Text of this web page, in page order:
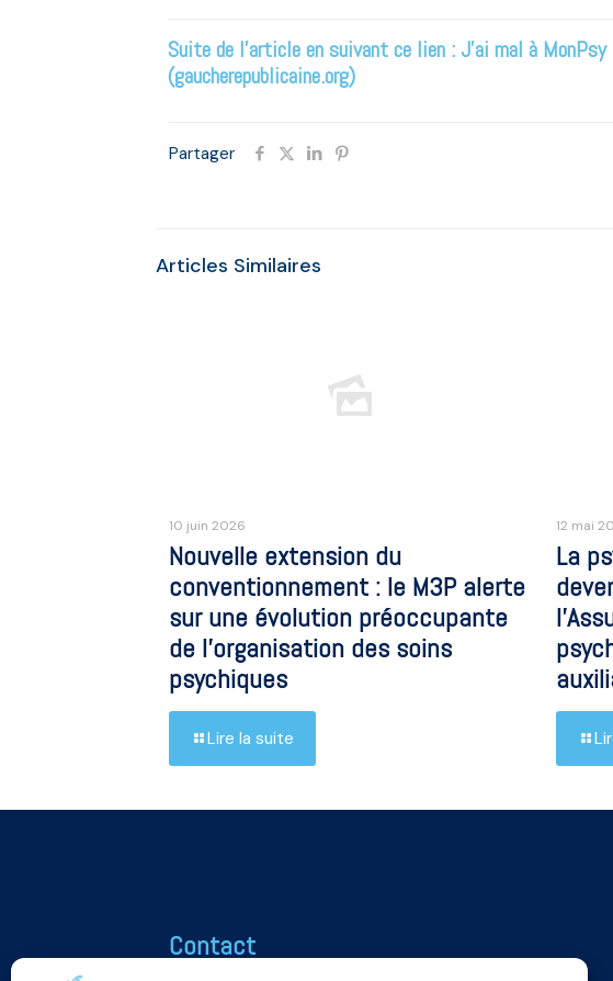
Suite de l’article en suivant ce lien : J’ai mal à
(gaucherepublicaine.org)
Partager
Articles Similaires
10 juin 2026
Nouvelle extension du
conventionnement : le M3P alerte
sur une évolution préoccupante
de l’organisation des soins
psychiques
Lire la suite
12 mai
La
Contact